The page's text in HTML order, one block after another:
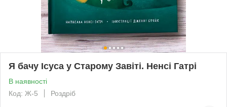
Я бачу Ісуса у Старому Завіті. Ненсі Гатрі
В наявності
Код: Ж-5
Роздріб